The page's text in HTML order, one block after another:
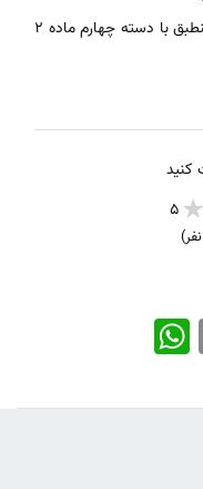
ج) سایر بیماریهای موضوع این بخش که منطبق با دسته چهارم ماده 2
کنید
5
نفر)
WhatsApp